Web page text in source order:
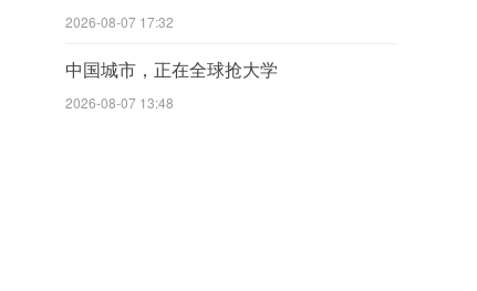
2026-08-07 17:32
中国城市，正在全球抢大学
2026-08-07 13:48